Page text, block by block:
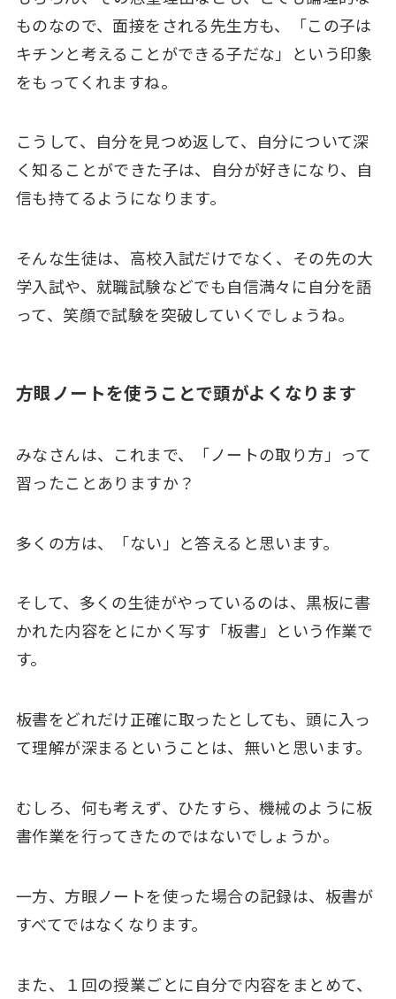
ものなので、面接をされる先生方も、「この子は
キチンと考えることができる子だな」という印象
をもってくれますね。
こうして、自分を見つめ返して、自分について深
く知ることができた子は、自分が好きになり、自
信も持てるようになります。
そんな生徒は、高校入試だけでなく、その先の大
学入試や、就職試験などでも自信満々に自分を語
って、笑顔で試験を突破していくでしょうね。
方眼ノートを使うことで頭がよくなります
みなさんは、これまで、「ノートの取り方」って
習ったことありますか？
多くの方は、「ない」と答えると思います。
そして、多くの生徒がやっているのは、黒板に書
かれた内容をとにかく写す「板書」という作業で
す。
板書をどれだけ正確に取ったとしても、頭に入っ
て理解が深まるということは、無いと思います。
むしろ、何も考えず、ひたすら、機械のように板
書作業を行ってきたのではないでしょうか。
一方、方眼ノートを使った場合の記録は、板書が
すべてではなくなります。
また、１回の授業ごとに自分で内容をまとめて、